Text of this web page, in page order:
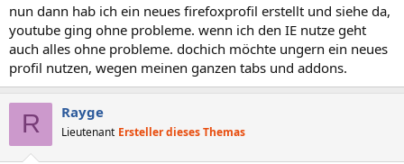
nun dann hab ich ein neues firefoxprofil erstellt und siehe da,
youtube ging ohne probleme. wenn ich den IE nutze geht
auch alles ohne probleme. dochich möchte ungern ein neues
profil nutzen, wegen meinen ganzen tabs und addons.
R Rayge
Lieutenant Ersteller dieses Themas